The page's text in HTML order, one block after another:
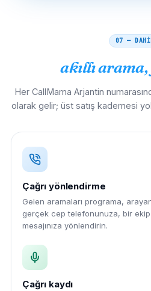
07 —
akıllı
Her CallMama Arjantin
olarak gelir; üst satış kademesi
Çağrı yönlendirme
Gelen aramaları programa,
gerçek cep telefonunuza, bir ekip
mesajınıza yönlendirin.
Çağrı kaydı